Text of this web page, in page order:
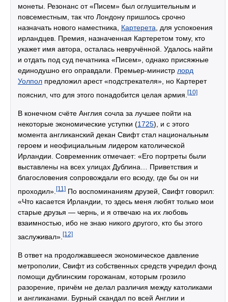
монеты. Резонанс от «Писем» был оглушительным и
повсеместным, так что Лондону пришлось срочно
назначать нового наместника, Картерета , для успокоения
ирландцев. Премия, назначенная Картеретом тому, кто
укажет имя автора, осталась невручённой. Удалось найти
и отдать под суд печатника «Писем», однако присяжные
единодушно его оправдали. Премьер-министр лорд
Уолпол предложил арест «подстрекателя», но Картерет
пояснил, что для этого понадобится целая армия. [10]
В конечном счёте Англия сочла за лучшее пойти на
некоторые экономические уступки (1725), и с этого
момента англиканский декан Свифт стал национальным
героем и неофициальным лидером католической
Ирландии. Современник отмечает: «Его портреты были
выставлены на всех улицах Дублина… Приветствия и
благословения сопровождали его всюду, где бы он ни
проходил». [11] По воспоминаниям друзей, Свифт говорил:
«Что касается Ирландии, то здесь меня любят только мои
старые друзья — чернь, и я отвечаю на их любовь
взаимностью, ибо не знаю никого другого, кто бы этого
заслуживал». [12]
В ответ на продолжавшееся экономическое давление
метрополии, Свифт из собственных средств учредил фонд
помощи дублинским горожанам, которым грозило
разорение, причём не делал различия между католиками
и англиканами. Бурный скандал по всей Англии и